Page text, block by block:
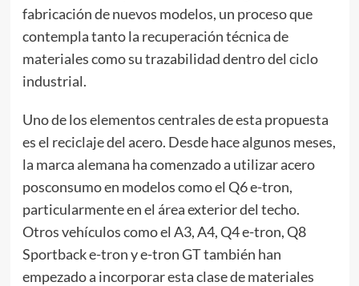
fabricación de nuevos modelos, un proceso que
contempla tanto la recuperación técnica de
materiales como su trazabilidad dentro del ciclo
industrial.
Uno de los elementos centrales de esta propuesta
es el reciclaje del acero. Desde hace algunos meses,
la marca alemana ha comenzado a utilizar acero
posconsumo en modelos como el Q6 e-tron,
particularmente en el área exterior del techo.
Otros vehículos como el A3, A4, Q4 e-tron, Q8
Sportback e-tron y e-tron GT también han
empezado a incorporar esta clase de materiales